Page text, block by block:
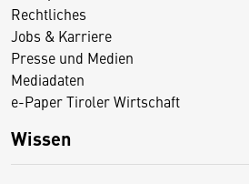
Rechtliches
Jobs & Karriere
Presse und Medien
Mediadaten
e-Paper Tiroler Wirtschaft
Wissen